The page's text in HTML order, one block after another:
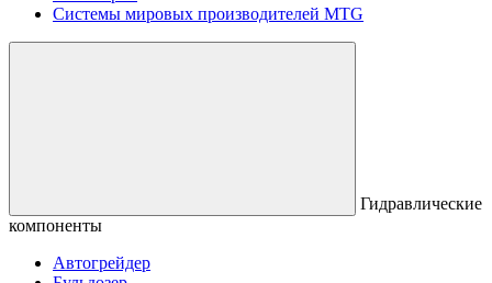
Системы мировых производителей MTG
Гидравлические
компоненты
Автогрейдер